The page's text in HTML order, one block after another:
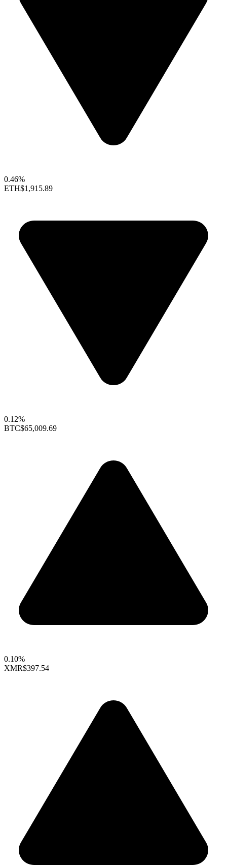
0.46%
ETH$1,915.89
0.12%
BTC$65,009.69
0.10%
XMR$397.54